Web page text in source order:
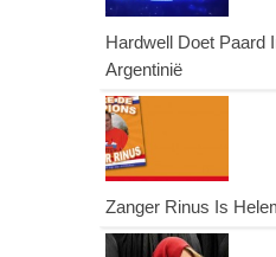
Hardwell Doet Paard
Argentinië
Zanger Rinus Is